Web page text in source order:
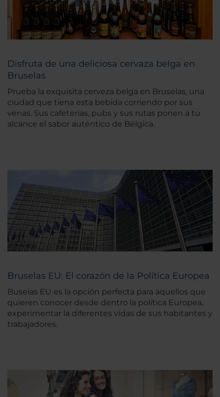
Disfruta de una deliciosa cervaza belga en
Bruselas
Prueba la exquisita cerveza belga en Bruselas, una
ciudad que tiena esta bebida corriendo por sus
venas. Sus cafeterias, pubs y sus rutas ponen a tu
alcance el sabor auténtico de Bélgica.
Bruselas EU: El corazón de la Política Europea
Buselas EU es la opción perfecta para aquellos que
quieren conocer desde dentro la política Europea,
experimentar la diferentes vidas de sus habitantes y
trabajadores.